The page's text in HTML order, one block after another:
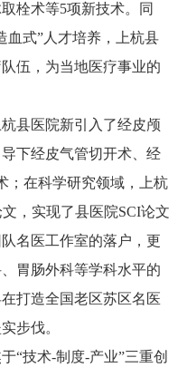
栓术等5项新技术。同
血式”人才培养，上杭县
伍，为当地医疗事业的
县医院新引入了经皮颅
下经皮气管切开术、经
；在科学研究领域，上杭
，实现了县医院SCI论文
名医工作室的落户，更
胃肠外科等学科水平的
打造全国老区苏区名医
步伐。
技术-制度-产业”三重创